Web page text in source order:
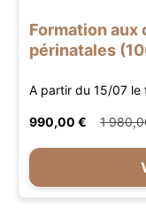
Formation
périnatales
A partir du 15/07 le
990,00 € 1